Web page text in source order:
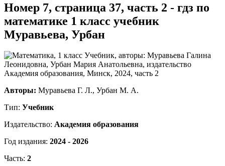
Номер 7, страница 37, часть 2 - гдз по
математике 1 класс учебник
Муравьева, Урбан
Авторы: Муравьева Г. Л., Урбан М. А.
Тип: Учебник
Издательство: Академия образования
Год издания: 2024 - 2026
Часть: 2